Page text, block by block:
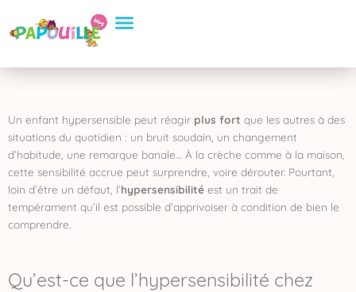
contenu
Un enfant hypersensible peut réagir plus fort que les autres à des
situations du quotidien : un bruit soudain, un changement
d’habitude, une remarque banale… À la crèche comme à la maison,
cette sensibilité accrue peut surprendre, voire dérouter. Pourtant,
loin d’être un défaut, l’hypersensibilité est un trait de
tempérament qu’il est possible d’apprivoiser à condition de bien le
comprendre.
Qu’est-ce que l’hypersensibilité chez